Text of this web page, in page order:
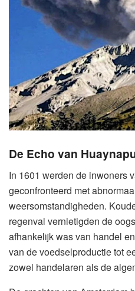
De Echo van
In 1601 werden de inwoners
geconfronteerd met
weersomstandigheden.
regenval vernietigden de
afhankelijk was van handel
van de voedselproductie tot
zowel handelaren als de